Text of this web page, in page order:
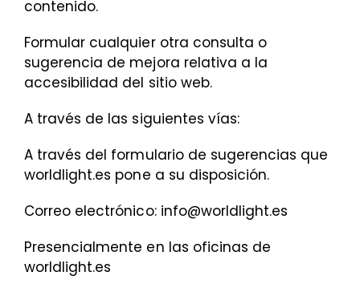
contenido.
Formular cualquier otra consulta o
sugerencia de mejora relativa a la
accesibilidad del sitio web.
A través de las siguientes vías:
A través del formulario de sugerencias que
worldlight.es pone a su disposición.
Correo electrónico: info@worldlight.es
Presencialmente en las oficinas de
worldlight.es